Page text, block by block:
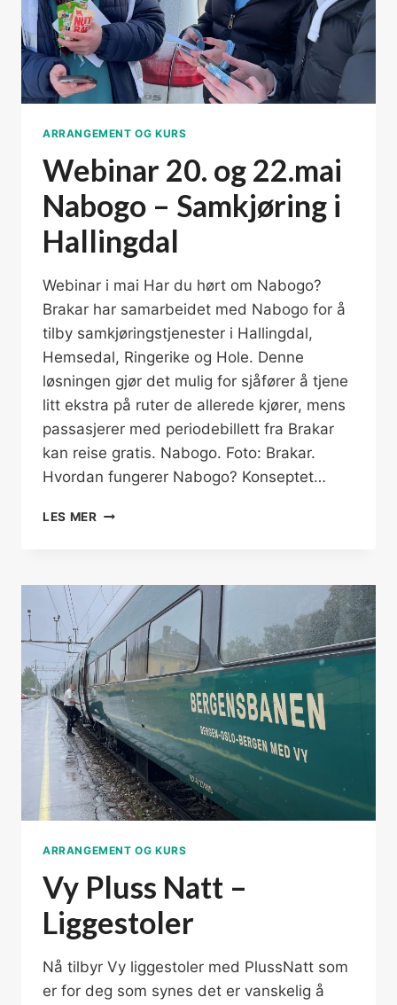
ARRANGEMENT OG KURS
Webinar 20. og 22.mai
Nabogo – Samkjøring i
Hallingdal
Webinar i mai Har du hørt om Nabogo?
Brakar har samarbeidet med Nabogo for å
tilby samkjøringstjenester i Hallingdal,
Hemsedal, Ringerike og Hole. Denne
løsningen gjør det mulig for sjåfører å tjene
litt ekstra på ruter de allerede kjører, mens
passasjerer med periodebillett fra Brakar
kan reise gratis. Nabogo. Foto: Brakar.
Hvordan fungerer Nabogo? Konseptet…
LES MERWEBINAR
NABOGO
SAMKJØRING
I
HALLINGDAL
ARRANGEMENT OG KURS
Vy Pluss Natt –
Liggestoler
Nå tilbyr Vy liggestoler med PlussNatt som
er for deg som synes det er vanskelig å